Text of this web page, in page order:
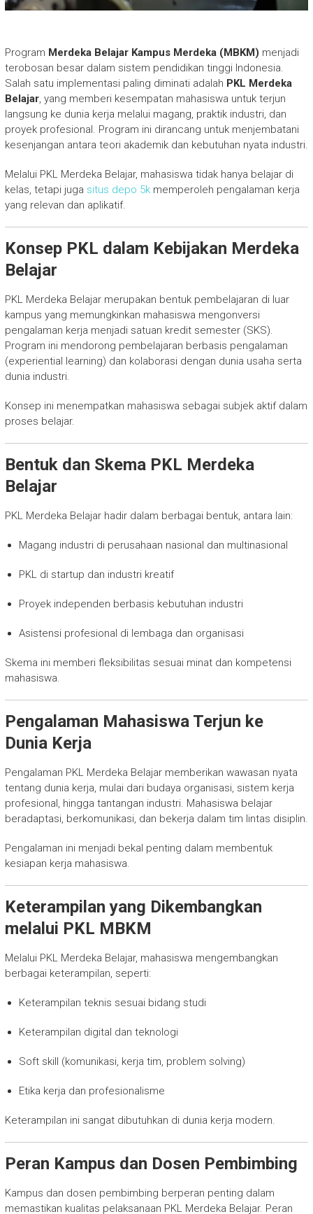
Program Merdeka Belajar Kampus Merdeka (MBKM) menjadi
terobosan besar dalam sistem pendidikan tinggi Indonesia.
Salah satu implementasi paling diminati adalah PKL Merdeka
Belajar, yang memberi kesempatan mahasiswa untuk terjun
langsung ke dunia kerja melalui magang, praktik industri, dan
proyek profesional. Program ini dirancang untuk menjembatani
kesenjangan antara teori akademik dan kebutuhan nyata industri.
Melalui PKL Merdeka Belajar, mahasiswa tidak hanya belajar di
kelas, tetapi juga situs depo 5kmemperoleh pengalaman kerja
yang relevan dan aplikatif.
Konsep PKL dalam Kebijakan Merdeka
Belajar
PKL Merdeka Belajar merupakan bentuk pembelajaran di luar
kampus yang memungkinkan mahasiswa mengonversi
pengalaman kerja menjadi satuan kredit semester (SKS).
Program ini mendorong pembelajaran berbasis pengalaman
(experiential learning) dan kolaborasi dengan dunia usaha serta
dunia industri.
Konsep ini menempatkan mahasiswa sebagai subjek aktif dalam
proses belajar.
Bentuk dan Skema PKL Merdeka
Belajar
PKL Merdeka Belajar hadir dalam berbagai bentuk, antara lain:
Magang industri di perusahaan nasional dan multinasional
PKL di startup dan industri kreatif
Proyek independen berbasis kebutuhan industri
Asistensi profesional di lembaga dan organisasi
Skema ini memberi fleksibilitas sesuai minat dan kompetensi
mahasiswa.
Pengalaman Mahasiswa Terjun ke
Dunia Kerja
Pengalaman PKL Merdeka Belajar memberikan wawasan nyata
tentang dunia kerja, mulai dari budaya organisasi, sistem kerja
profesional, hingga tantangan industri. Mahasiswa belajar
beradaptasi, berkomunikasi, dan bekerja dalam tim lintas disiplin.
Pengalaman ini menjadi bekal penting dalam membentuk
kesiapan kerja mahasiswa.
Keterampilan yang Dikembangkan
melalui PKL MBKM
Melalui PKL Merdeka Belajar, mahasiswa mengembangkan
berbagai keterampilan, seperti:
Keterampilan teknis sesuai bidang studi
Keterampilan digital dan teknologi
Soft skill (komunikasi, kerja tim, problem solving)
Etika kerja dan profesionalisme
Keterampilan ini sangat dibutuhkan di dunia kerja modern.
Peran Kampus dan Dosen Pembimbing
Kampus dan dosen pembimbing berperan penting dalam
memastikan kualitas pelaksanaan PKL Merdeka Belajar. Peran